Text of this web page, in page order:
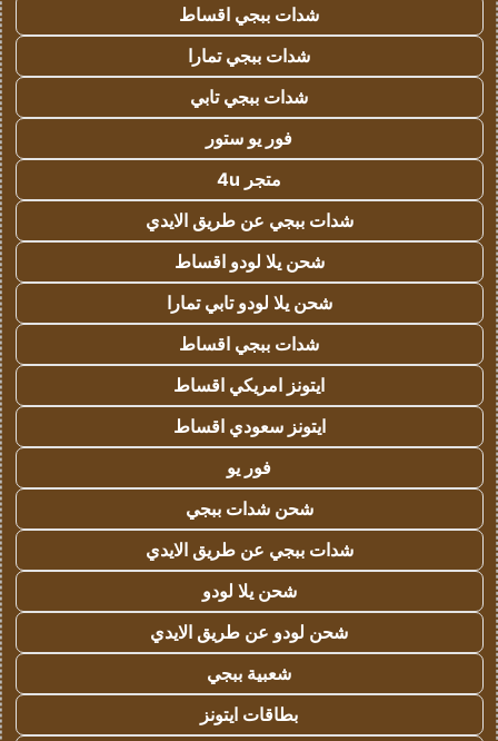
شدات ببجي اقساط
شدات ببجي تمارا
شدات ببجي تابي
فور يو ستور
متجر 4u
شدات ببجي عن طريق الايدي
شحن يلا لودو اقساط
شحن يلا لودو تابي تمارا
شدات ببجي اقساط
ايتونز امريكي اقساط
ايتونز سعودي اقساط
فور يو
شحن شدات ببجي
شدات ببجي عن طريق الايدي
شحن يلا لودو
شحن لودو عن طريق الايدي
شعبية ببجي
بطاقات ايتونز